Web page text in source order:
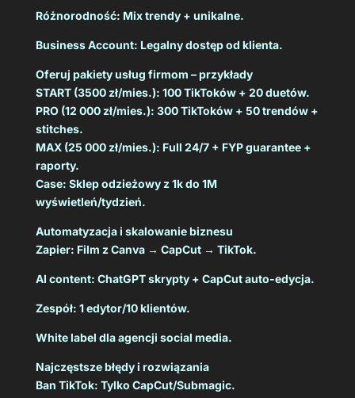
Różnorodność: Mix trendy + unikalne.
Business Account: Legalny dostęp od klienta.
Oferuj pakiety usług firmom – przykłady
START (3500 zł/mies.): 100 TikToków + 20 duetów.
PRO (12 000 zł/mies.): 300 TikToków + 50 trendów +
stitches.
MAX (25 000 zł/mies.): Full 24/7 + FYP guarantee +
raporty.
Case: Sklep odzieżowy z 1k do 1M
wyświetleń/tydzień.
Automatyzacja i skalowanie biznesu
Zapier: Film z Canva → CapCut → TikTok.
AI content: ChatGPT skrypty + CapCut auto-edycja.
Zespół: 1 edytor/10 klientów.
White label dla agencji social media.
Najczęstsze błędy i rozwiązania
Ban TikTok: Tylko CapCut/Submagic.